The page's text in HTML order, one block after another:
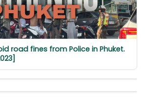
road fines from Police in Phuket.